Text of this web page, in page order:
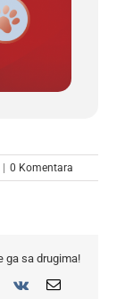
| 0 Komentara
ga sa drugima!
Vk Email